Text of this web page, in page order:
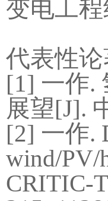
变电工
代表性论
[1] 一作.
展望[J].
[2] 一作.
wind/PV/
CRITIC-